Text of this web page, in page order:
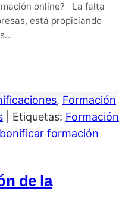
online? La falta
está propiciando
, Formación
Etiquetas: Formación
formación
de la